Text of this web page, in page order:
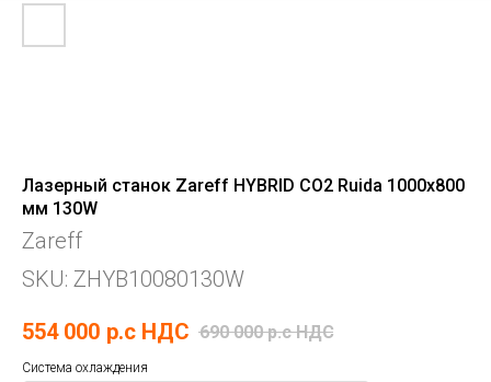
Лазерный станок Zareff HYBRID CO2 Ruida 1000х800
мм 130W
Zareff
SKU: ZHYB10080130W
554 000 р.c НДС 690 000 р.c НДС
Система охлаждения